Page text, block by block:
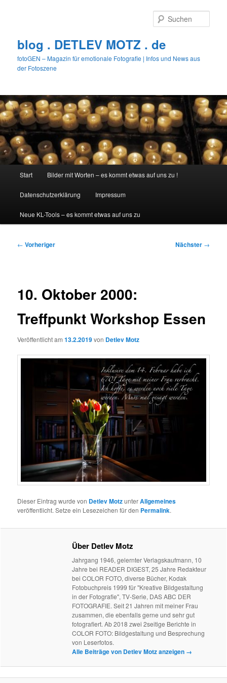
blog . DETLEV MOTZ . de
fotoGEN – Magazin für emotionale Fotografie | Infos und News aus
der Fotoszene
Start Bilder mit Worten – es kommt etwas auf uns zu !
Datenschutzerklärung Impressum
Neue KL-Tools – es kommt etwas auf uns zu
Beitragsnavigation
← Vorheriger Nächster →
10. Oktober 2000:
Treffpunkt Workshop Essen
Veröffentlicht am13.2.2019von Detlev Motz
Dieser Eintrag wurde von Detlev MotzunterAllgemeines
veröffentlicht. Setze ein Lesezeichen für den Permalink.
Über Detlev Motz
Jahrgang 1946, gelernter Verlagskaufmann, 10
Jahre bei READER DIGEST, 25 Jahre Redakteur
bei COLOR FOTO, diverse Bücher, Kodak
Fotobuchpreis 1999 für "Kreative Bildgestaltung
in der Fotografie", TV-Serie, DAS ABC DER
FOTOGRAFIE. Seit 21 Jahren mit meiner Frau
zusammen, die ebenfalls gerne und sehr gut
fotografiert. Ab 2018 zwei 2seitige Berichte in
COLOR FOTO: Bildgestaltung und Besprechung
von Leserfotos.
Alle Beiträge von Detlev Motz anzeigen →